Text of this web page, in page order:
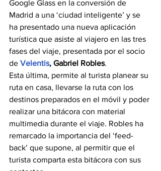
Google Glass en la conversión de
Madrid a una ‘ciudad inteligente’ y se
ha presentado una nueva aplicación
turística que asiste al viajero en las tres
fases del viaje, presentada por el socio
de Velentis, Gabriel Robles.
Esta última, permite al turista planear su
ruta en casa, llevarse la ruta con los
destinos preparados en el móvil y poder
realizar una bitácora con material
multimedia durante el viaje. Robles ha
remarcado la importancia del ‘feed-
back’ que supone, al permitir que el
turista comparta esta bitácora con sus